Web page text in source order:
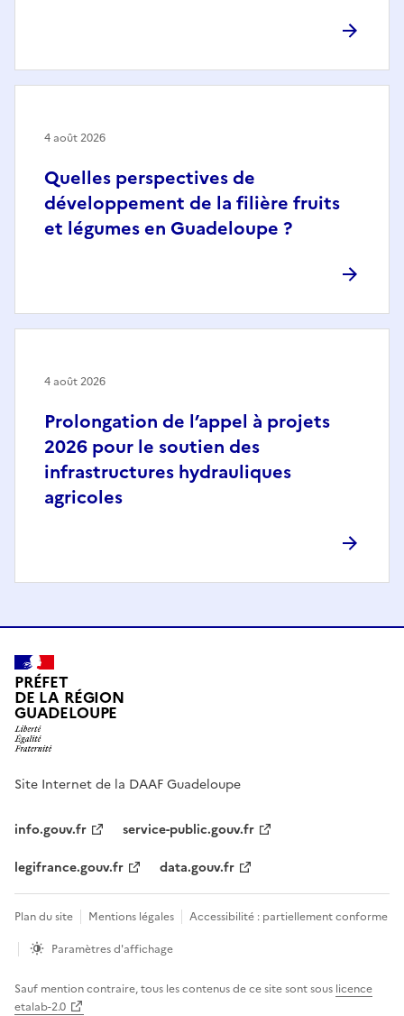
Quelles perspectives de
développement de la filière fruits
et légumes en Guadeloupe ?
4 août 2026
Prolongation de l’appel à projets
2026 pour le soutien des
infrastructures hydrauliques
agricoles
4 août 2026
PRÉFET
DE LA RÉGION
GUADELOUPE
Site Internet de la DAAF Guadeloupe
info.gouv.fr
service-public.gouv.fr
legifrance.gouv.fr
data.gouv.fr
Plan du site Mentions légales
Accessibilité : partiellement conforme
Paramètres d'affichage
Sauf mention contraire, tous les contenus de ce site sont sous licence
etalab-2.0